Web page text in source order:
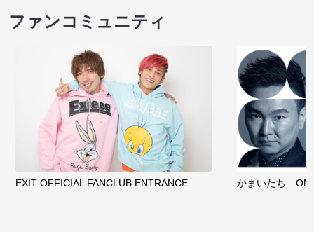
ファンコミュニティ
EXIT OFFICIAL FANCLUB ENTRANCE かまいたち